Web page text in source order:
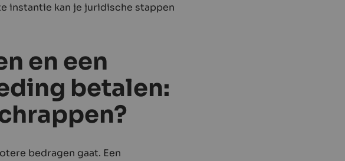
instantie kan je juridische stappen
en een
betalen:
bedragen gaat. Een